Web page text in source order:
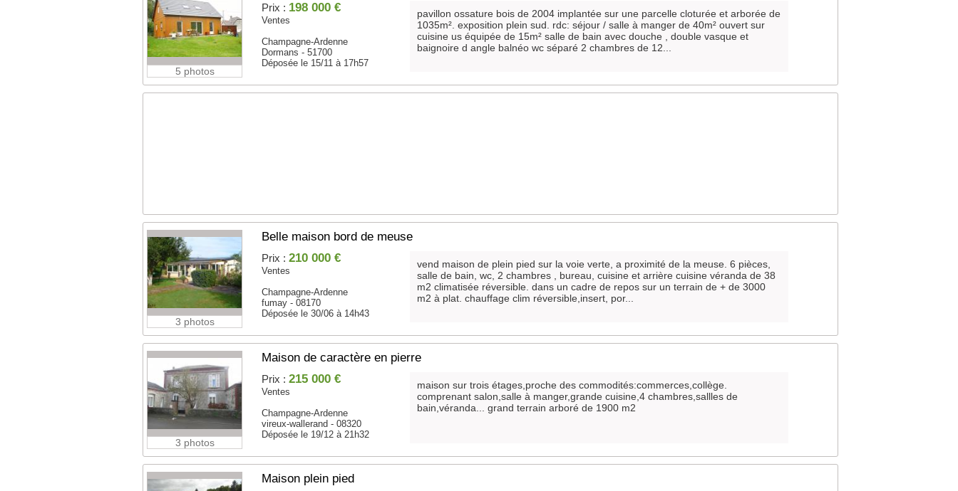
5 photos
Prix : 198 000 €
Ventes
Champagne-Ardenne
Dormans - 51700
Déposée le 15/11 à 17h57
pavillon ossature bois de 2004 implantée sur une parcelle cloturée et arborée de
1035m². exposition plein sud. rdc: séjour / salle à manger de 40m² ouvert sur
cuisine us équipée de 15m² salle de bain avec douche , double vasque et
baignoire d angle balnéo wc séparé 2 chambres de 12...
3 photos
Belle maison bord de meuse
Prix :210 000 €
Ventes
Champagne-Ardenne
fumay - 08170
Déposée le 30/06 à 14h43
vend maison de plein pied sur la voie verte, a proximité de la meuse. 6 pièces,
salle de bain, wc, 2 chambres , bureau, cuisine et arrière cuisine véranda de 38
m2 climatisée réversible. dans un cadre de repos sur un terrain de + de 3000
m2 à plat. chauffage clim réversible,insert, por...
3 photos
Maison de caractère en pierre
Prix :215 000 €
Ventes
Champagne-Ardenne
vireux-wallerand - 08320
Déposée le 19/12 à 21h32
maison sur trois étages,proche des commodités:commerces,collège.
comprenant salon,salle à manger,grande cuisine,4 chambres,sallles de
bain,véranda... grand terrain arboré de 1900 m2
Maison plein pied